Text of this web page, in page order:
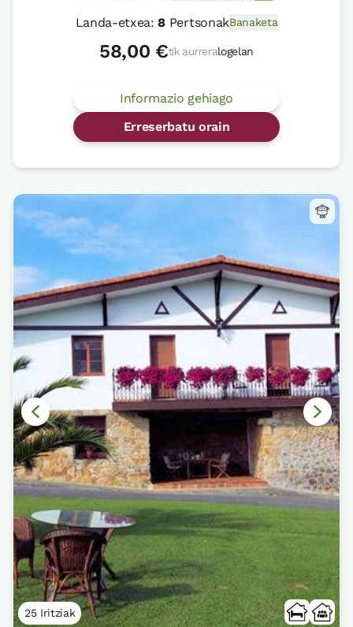
Landa-etxea:8 PertsonakBanaketa
58,00 €tik aurreralogelan
Informazio gehiago
Erreserbatu orain
25 Iritziak